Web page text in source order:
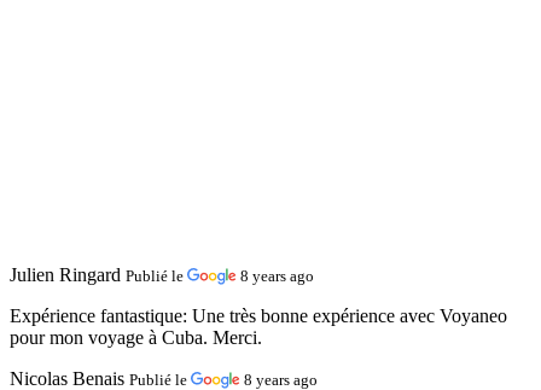
Julien Ringard Publié le 8 years ago
Expérience fantastique: Une très bonne expérience avec Voyaneo
pour mon voyage à Cuba. Merci.
Nicolas Benais Publié le 8 years ago